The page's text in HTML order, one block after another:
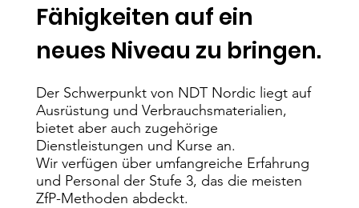
Fähigkeiten auf ein
neues Niveau zu bringen.
Der Schwerpunkt von NDT Nordic liegt auf
Ausrüstung und Verbrauchsmaterialien,
bietet aber auch zugehörige
Dienstleistungen und Kurse an.
Wir verfügen über umfangreiche Erfahrung
und Personal der Stufe 3, das die meisten
ZfP-Methoden abdeckt.